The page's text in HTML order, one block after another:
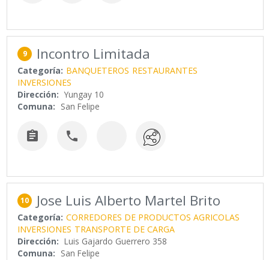
9 Incontro Limitada
Categoría: BANQUETEROS RESTAURANTES
INVERSIONES
Dirección: Yungay 10
Comuna: San Felipe
 
10 Jose Luis Alberto Martel Brito
Categoría: CORREDORES DE PRODUCTOS AGRICOLAS
INVERSIONES TRANSPORTE DE CARGA
Dirección: Luis Gajardo Guerrero 358
Comuna: San Felipe